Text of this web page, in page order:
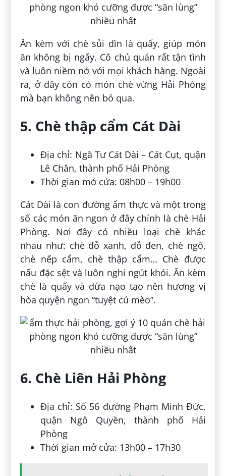
Ăn kèm với chè sủi dìn là quẩy, giúp món
ăn không bị ngấy. Cô chủ quán rất tận tình
và luôn niềm nở với mọi khách hàng. Ngoài
ra, ở đây còn có món chè vừng Hải Phòng
mà bạn không nên bỏ qua.
5. Chè thập cẩm Cát Dài
Địa chỉ: Ngã Tư Cát Dài – Cát Cụt, quận
Lê Chân, thành phố Hải Phòng
Thời gian mở cửa: 08h00 – 19h00
Cát Dài là con đường ẩm thực và một trong
số các món ăn ngon ở đây chính là chè Hải
Phòng. Nơi đây có nhiều loại chè khác
nhau như: chè đỗ xanh, đỗ đen, chè ngô,
chè nếp cẩm, chè thập cẩm… Chè được
nấu đặc sệt và luôn nghi ngút khói. Ăn kèm
chè là quẩy và dừa nạo tạo nên hương vị
hòa quyện ngon “tuyệt cú mèo”.
6. Chè Liên Hải Phòng
Địa chỉ: Số 56 đường Phạm Minh Đức,
quận Ngô Quyền, thành phố Hải
Phòng
Thời gian mở cửa: 13h00 – 17h30